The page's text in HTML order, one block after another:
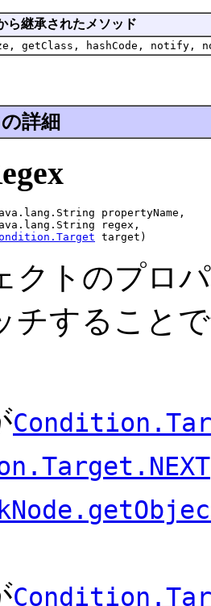
ら継承されたメソッド
getClass, hashCode,
詳細
propertyName,
regex,
target)
クトのプロ
チすること